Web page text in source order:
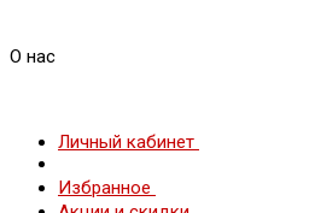
О нас
Личный кабинет
Избранное